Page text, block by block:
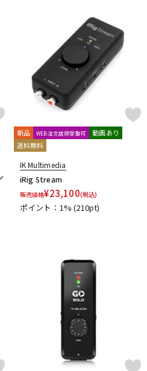
新品 WEB注文店頭受取可
動画あり
送料無料
IK Multimedia
iRig Stream
販売価格¥23,100(税込)
ポイント：1%(210pt)